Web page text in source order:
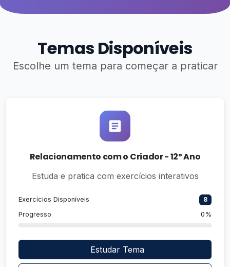
Temas Disponíveis
Escolhe um tema para começar a praticar
Relacionamento com o Criador - 12º Ano
Estuda e pratica com exercícios interativos
Exercícios Disponíveis
8
Progresso
0%
Estudar Tema